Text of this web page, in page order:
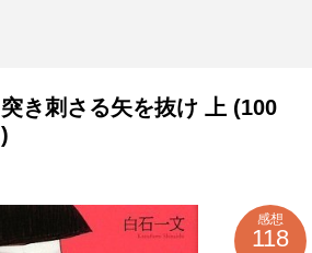
き刺さる矢を抜け 上 (100
感想
118